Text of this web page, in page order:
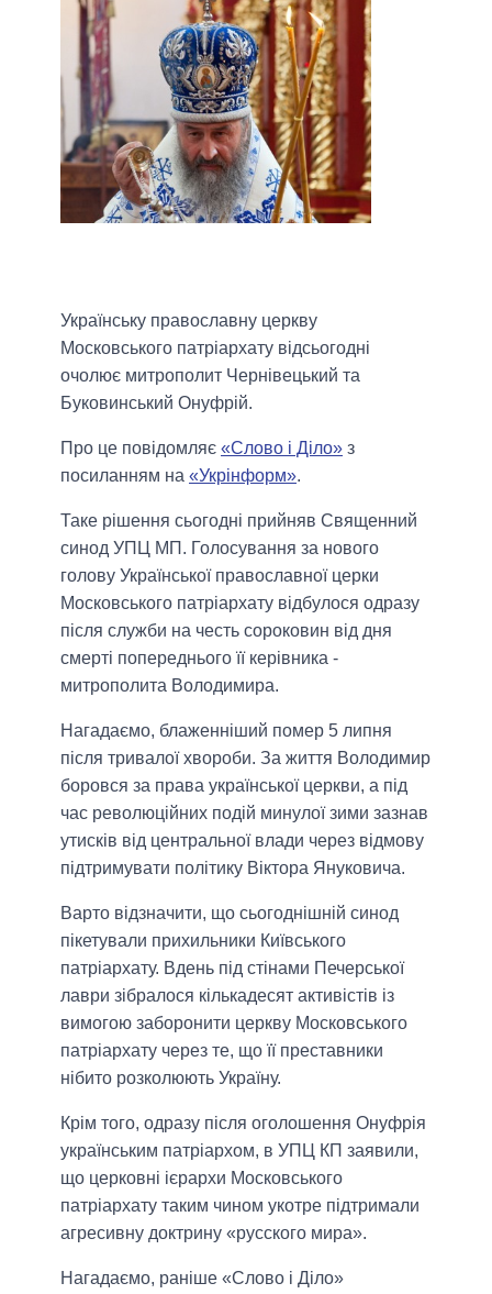
Українську православну церкву
Московського патріархату відсьогодні
очолює митрополит Чернівецький та
Буковинський Онуфрій.
Про це повідомляє «Слово і Діло» з
посиланням на «Укрінформ».
Таке рішення сьогодні прийняв Священний
синод УПЦ МП. Голосування за нового
голову Української православної церки
Московського патріархату відбулося одразу
після служби на честь сороковин від дня
смерті попереднього її керівника -
митрополита Володимира.
Нагадаємо, блаженніший помер 5 липня
після тривалої хвороби. За життя Володимир
боровся за права української церкви, а під
час революційних подій минулої зими зазнав
утисків від центральної влади через відмову
підтримувати політику Віктора Януковича.
Варто відзначити, що сьогоднішній синод
пікетували прихильники Київського
патріархату. Вдень під стінами Печерської
лаври зібралося кількадесят активістів із
вимогою заборонити церкву Московського
патріархату через те, що її преставники
нібито розколюють Україну.
Крім того, одразу після оголошення Онуфрія
українським патріархом, в УПЦ КП заявили,
що церковні ієрархи Московського
патріархату таким чином укотре підтримали
агресивну доктрину «русского мира».
Нагадаємо, раніше «Слово і Діло»